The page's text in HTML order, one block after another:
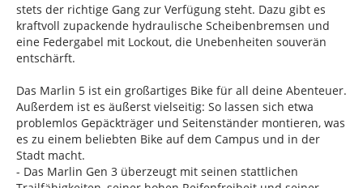
stets der richtige Gang zur Verfügung steht. Dazu gibt es
kraftvoll zupackende hydraulische Scheibenbremsen und
eine Federgabel mit Lockout, die Unebenheiten souverän
entschärft.
Das Marlin 5 ist ein großartiges Bike für all deine Abenteuer.
Außerdem ist es äußerst vielseitig: So lassen sich etwa
problemlos Gepäckträger und Seitenständer montieren, was
es zu einem beliebten Bike auf dem Campus und in der
Stadt macht.
- Das Marlin Gen 3 überzeugt mit seinen stattlichen